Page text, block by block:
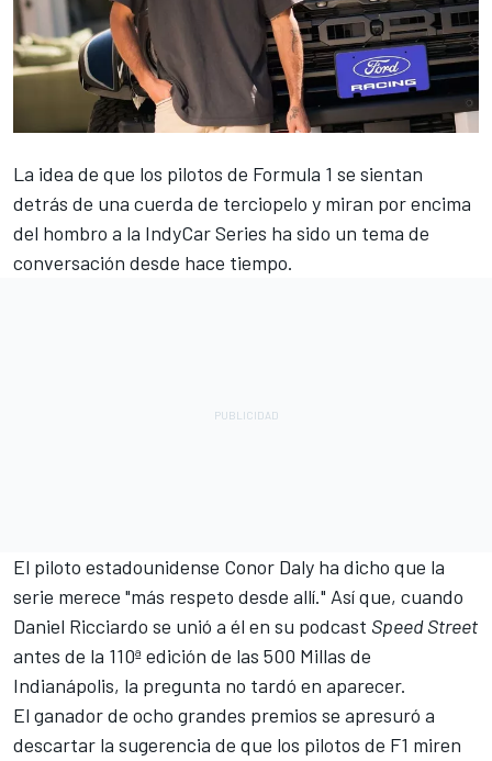
La idea de que los pilotos de Formula 1 se sientan
detrás de una cuerda de terciopelo y miran por encima
del hombro a la IndyCar Series ha sido un tema de
conversación desde hace tiempo.
El piloto estadounidense Conor Daly ha dicho que la
serie merece "más respeto desde allí." Así que, cuando
Daniel Ricciardo se unió a él en su podcast Speed Street
antes de la 110ª edición de las 500 Millas de
Indianápolis, la pregunta no tardó en aparecer.
El ganador de ocho grandes premios se apresuró a
descartar la sugerencia de que los pilotos de F1 miren